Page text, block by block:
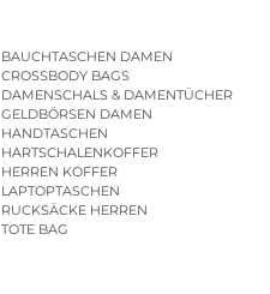
BAUCHTASCHEN DAMEN
CROSSBODY BAGS
DAMENSCHALS & DAMENTÜCHER
GELDBÖRSEN DAMEN
HANDTASCHEN
HARTSCHALENKOFFER
HERREN KOFFER
LAPTOPTASCHEN
RUCKSÄCKE HERREN
TOTE BAG